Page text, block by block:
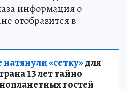
информация о
отобразится в
«сетку»для
13 лет тайно
гостей